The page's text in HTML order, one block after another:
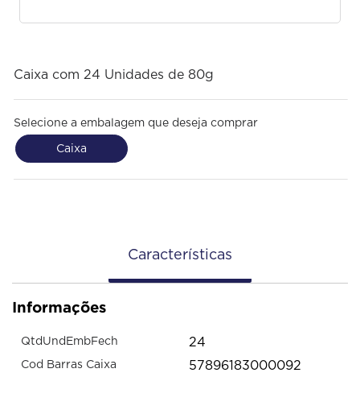
Caixa com 24 Unidades de 80g
Selecione a embalagem que deseja comprar
Caixa
Características
Informações
QtdUndEmbFech 24
Cod Barras Caixa 57896183000092